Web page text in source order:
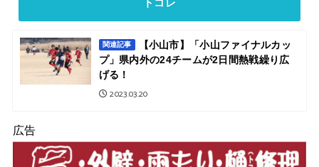
トコレ
関連記事
【小山市】「小山ファイナルカッ
プ」県内外の24チームが2日間熱戦繰り広
げる！
2023.03.20
広告